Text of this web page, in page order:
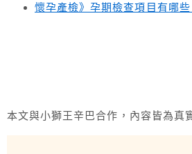
懷孕產檢》孕期檢查項目有哪
本文與小獅王辛巴合作，內容皆為真